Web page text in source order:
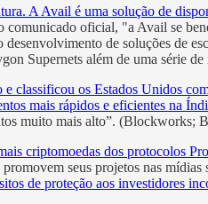
A Avail é uma solução de
comunicado oficial, "a Avail se
de soluções de
Supernets além de uma série
classificou os Estados Unidos
mais rápidos e eficientes na
muito mais alto”. (Blockworks;
criptomoedas dos protocolos
seus projetos nas
de proteção aos investidores